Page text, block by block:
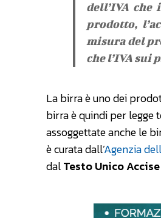
dell’IVA
prodotto,
misura del
che l’IVA sui
La birra è uno dei
birra è quindi per legge
assoggettate anche le
è curata dall’Agenzia
dalTesto Unico